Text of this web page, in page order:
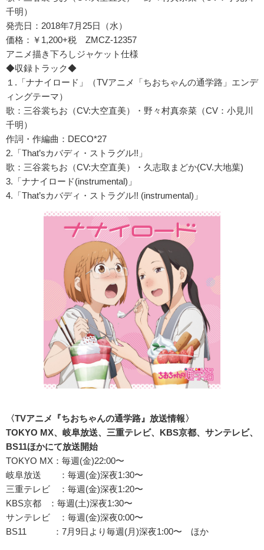
千明）
発売日：2018年7月25日（水）
価格：￥1,200+税 ZMCZ-12357
アニメ描き下ろしジャケット仕様
◆収録トラック◆
１.「ナナイロード」（TVアニメ「ちおちゃんの通学路」エンデ
ィングテーマ）
歌：三谷裳ちお（CV:大空直美）・野々村真奈菜（CV：小見川
千明）
作詞・作編曲：DECO*27
2.「That’sカバディ・ストラグル!!」
歌：三谷裳ちお（CV:大空直美）・久志取まどか(CV.大地葉)
3.「ナナイロード(instrumental)」
4.「That’sカバディ・ストラグル!! (instrumental)」
〈TVアニメ『ちおちゃんの通学路』 放送情報〉
TOKYO MX、岐阜放送、三重テレビ、KBS京都、サンテレビ、
BS11ほかにて放送開始
TOKYO MX：毎週(金)22:00〜
岐阜放送 ：毎週(金)深夜1:30〜
三重テレビ ：毎週(金)深夜1:20〜
KBS京都 ：毎週(土)深夜1:30〜
サンテレビ ：毎週(金)深夜0:00〜
BS11 ：7月9日より毎週(月)深夜1:00〜 ほか